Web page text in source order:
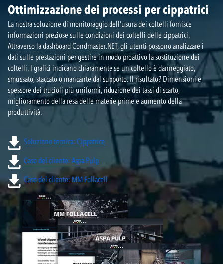
Ottimizzazione dei processi per cippatrici
La nostra soluzione di monitoraggio dell'usura dei coltelli fornisce
informazioni preziose sulle condizioni dei coltelli delle cippatrici.
Attraverso la dashboard Condmaster.NET, gli utenti possono analizzare i
dati sulle prestazioni per gestire in modo proattivo la sostituzione dei
coltelli. I grafici indicano chiaramente se un coltello è danneggiato,
smussato, staccato o mancante dal supporto. Il risultato? Dimensioni e
spessore dei trucioli più uniformi, riduzione dei tassi di scarto,
miglioramento della resa delle materie prime e aumento della
produttività.
Soluzione tecnica: Cippatrice
Caso del cliente: Aspa Pulp
Caso del cliente: MM Follacell